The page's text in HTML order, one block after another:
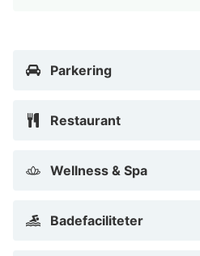
Samegården og 8 minutters
fra Rådhuset og 1,3 km fra
Parkering
Restaurant
Wellness & Spa
Badefaciliteter